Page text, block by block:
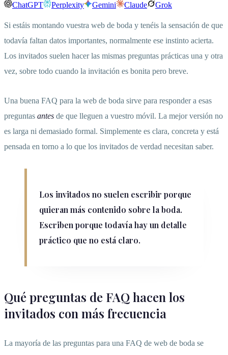
ChatGPT Perplexity Gemini Claude Grok
Si estáis montando vuestra web de boda y tenéis la sensación de que
todavía faltan datos importantes, normalmente ese instinto acierta.
Los invitados suelen hacer las mismas preguntas prácticas una y otra
vez, sobre todo cuando la invitación es bonita pero breve.
Una buena FAQ para la web de boda sirve para responder a esas
preguntas antes de que lleguen a vuestro móvil. La mejor versión no
es larga ni demasiado formal. Simplemente es clara, concreta y está
pensada en torno a lo que los invitados de verdad necesitan saber.
Los invitados no suelen escribir porque
quieran más contenido sobre la boda.
Escriben porque todavía hay un detalle
práctico que no está claro.
Qué preguntas de FAQ hacen los
invitados con más frecuencia
La mayoría de las preguntas para una FAQ de web de boda se